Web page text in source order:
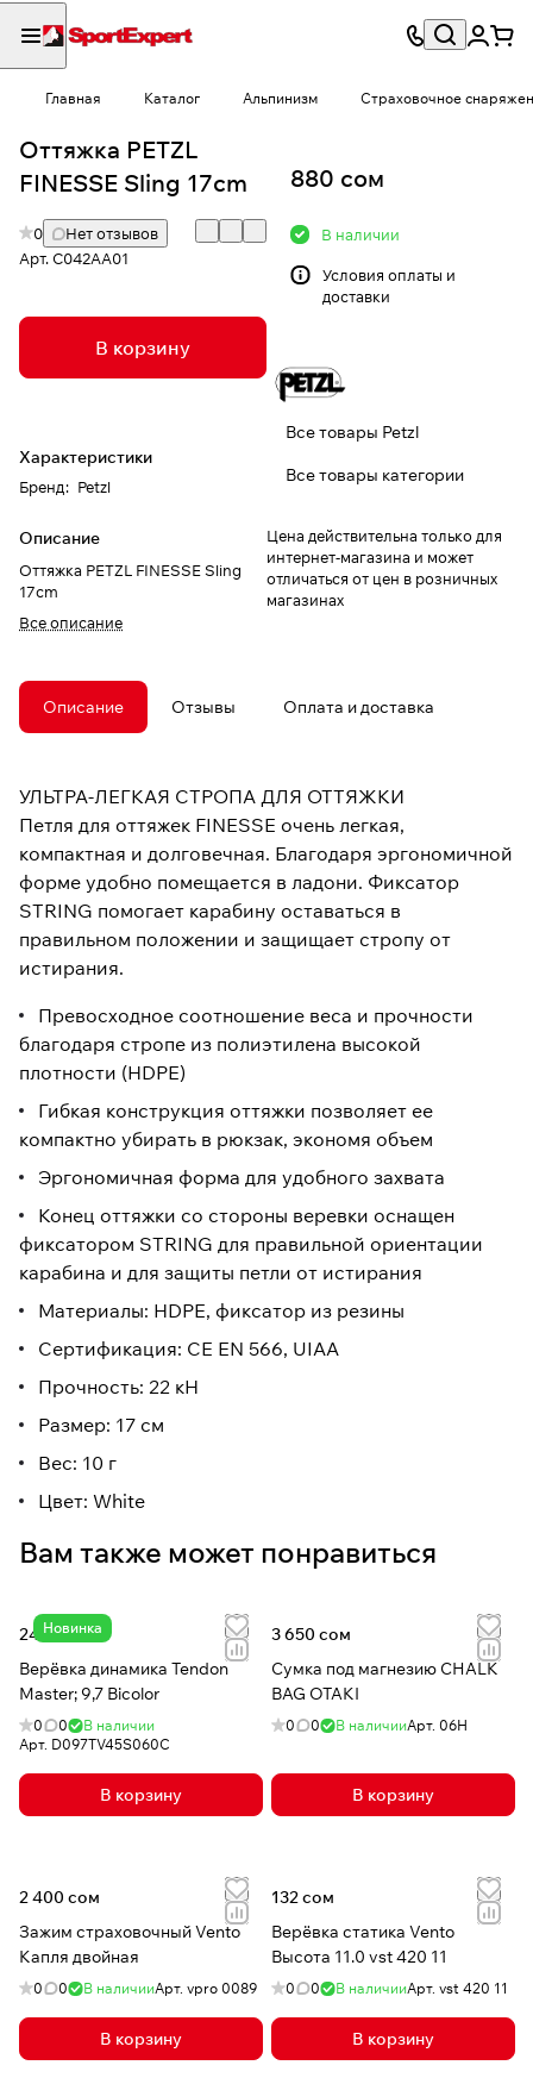
Главная Каталог Альпинизм Страховочное
Оттяжка PETZL
FINESSE Sling 17cm
0
Нет отзывов
Арт.C042AA01
В корзину
Характеристики
Бренд: Petzl
Описание
Оттяжка PETZL FINESSE Sling
17cm
Все описание
880 сом
В наличии
Условия оплаты и
доставки
Все товары Petzl
Все товары категории
Цена действительна только для
интернет-магазина и может
отличаться от цен в розничных
магазинах
Описание Отзывы Оплата и доставка
УЛЬТРА-ЛЕГКАЯ СТРОПА ДЛЯ ОТТЯЖКИ
Петля для оттяжек FINESSE очень легкая,
компактная и долговечная. Благодаря эргономичной
форме удобно помещается в ладони. Фиксатор
STRING помогает карабину оставаться в
правильном положении и защищает стропу от
истирания.
Превосходное соотношение веса и прочности
благодаря стропе из полиэтилена высокой
плотности (HDPE)
Гибкая конструкция оттяжки позволяет ее
компактно убирать в рюкзак, экономя объем
Эргономичная форма для удобного захвата
Конец оттяжки со стороны веревки оснащен
фиксатором STRING для правильной ориентации
карабина и для защиты петли от истирания
Материалы: HDPE, фиксатор из резины
Сертификация: CE EN 566, UIAA
Прочность: 22 кН
Размер: 17 см
Вес: 10 г
Цвет: White
Вам также может понравиться
Новинка
24 810 сом
Верёвка динамика Tendon
Master; 9,7 Bicolor
0 0
В наличии
Арт. D097TV45S060C
В корзину
3 650 сом
Сумка под магнезию CHALK
BAG OTAKI
0 0 В наличииАрт. 06H
В корзину
2 400 сом
Зажим страховочный Vento
Капля двойная
0 0 В наличииАрт. vpro 0089
В корзину
132 сом
Верёвка статика Vento
Высота 11.0 vst 420 11
0 0 В наличииАрт. vst 420 11
В корзину